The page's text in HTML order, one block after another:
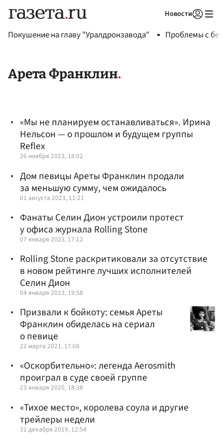
Новости
Покушение на главу "Уралдронзавода" Проблемы с
Арета Франклин
«Мы не планируем останавливаться». Ирина
Нельсон — о прошлом и будущем группы
Reflex
26 ноября 2023, 18:02
Дом певицы Ареты Франклин продали
за меньшую сумму, чем ожидалось
01 августа 2023, 11:21
Фанаты Селин Дион устроили протест
у офиса журнала Rolling Stone
07 января 2023, 17:12
Rolling Stone раскритиковали за отсутствие
в новом рейтинге лучших исполнителей
Селин Дион
04 января 2023, 19:58
Призвали к бойкоту: семья Ареты
Франклин обиделась на сериал
о певице
22 марта 2021, 17:08
«Оскорбительно»: легенда Aerosmith
проиграл в суде своей группе
23 января 2020, 18:38
«Тихое место», королева соула и другие
трейлеры недели
31 декабря 2019, 12:54